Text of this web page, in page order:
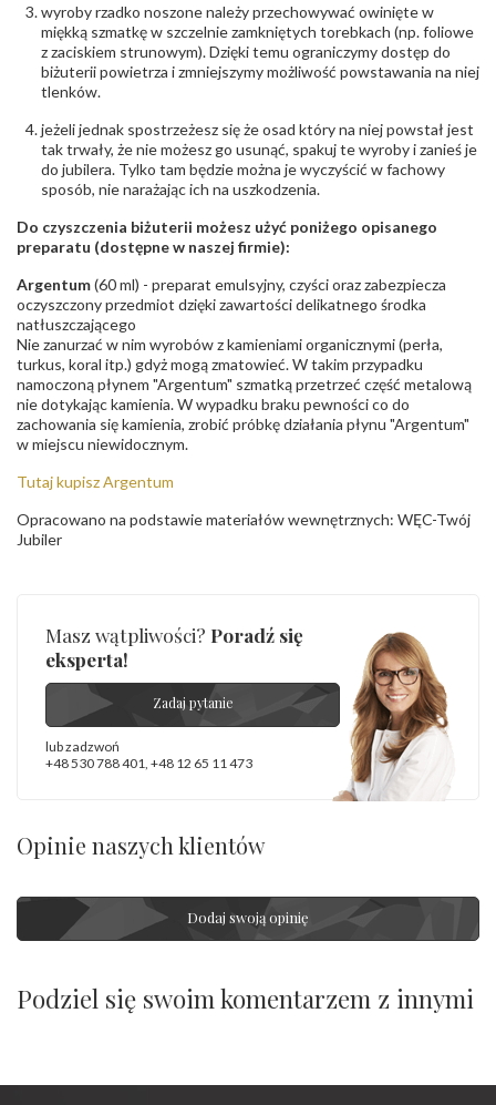
wyroby rzadko noszone należy przechowywać owinięte w
miękką szmatkę w szczelnie zamkniętych torebkach (np. foliowe
z zaciskiem strunowym). Dzięki temu ograniczymy dostęp do
biżuterii powietrza i zmniejszymy możliwość powstawania na niej
tlenków.
jeżeli jednak spostrzeżesz się że osad który na niej powstał jest
tak trwały, że nie możesz go usunąć, spakuj te wyroby i zanieś je
do jubilera. Tylko tam będzie można je wyczyścić w fachowy
sposób, nie narażając ich na uszkodzenia.
Do czyszczenia biżuterii możesz użyć poniżego opisanego
preparatu (dostępne w naszej firmie):
Argentum(60 ml) - preparat emulsyjny, czyści oraz zabezpiecza
oczyszczony przedmiot dzięki zawartości delikatnego środka
natłuszczającego
Nie zanurzać w nim wyrobów z kamieniami organicznymi (perła,
turkus, koral itp.) gdyż mogą zmatowieć. W takim przypadku
namoczoną płynem "Argentum" szmatką przetrzeć część metalową
nie dotykając kamienia. W wypadku braku pewności co do
zachowania się kamienia, zrobić próbkę działania płynu "Argentum"
w miejscu niewidocznym.
Tutaj kupisz Argentum
Opracowano na podstawie materiałów wewnętrznych: WĘC-Twój
Jubiler
Masz wątpliwości? Poradź się
eksperta!
Zadaj pytanie
lub zadzwoń
+48 530 788 401 +48 12 65 11 473
Opinie naszych klientów
Dodaj swoją opinię
Podziel się swoim komentarzem z innymi